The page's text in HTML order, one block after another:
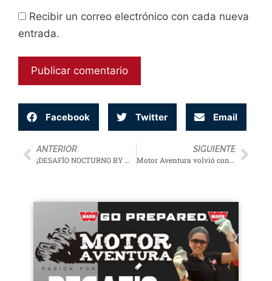
Recibir un correo electrónico con cada nueva
entrada.
Facebook Twitter Email
ANTERIOR
¡DESAFÍO NOCTURNO BY MOTUL 2022!
SIGUIENTE
Motor Aventura volvió con la fuerza de siempre en su IX Edición.